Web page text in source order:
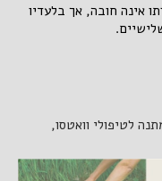
אינה חובה, אך בלעדיו
לטיפולי וואטסו,